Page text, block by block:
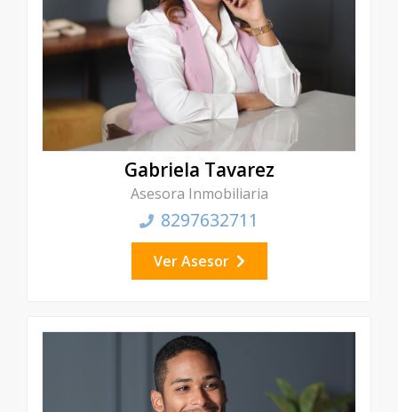
Gabriela Tavarez
Asesora Inmobiliaria
8297632711
Ver Asesor